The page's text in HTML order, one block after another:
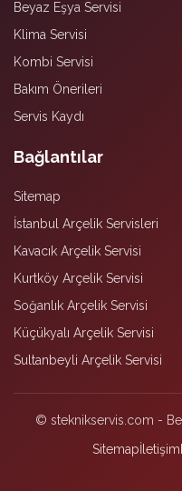
Beyaz Eşya Servisi
Klima Servisi
Kombi Servisi
Bakım Önerileri
Servis Kaydı
Bağlantılar
Sitemap
İstanbul Arçelik Servisleri
Kavacık Arçelik Servisi
Kurtköy Arçelik Servisi
Soğanlık Arçelik Servisi
Küçükyalı Arçelik Servisi
Sultanbeyli Arçelik Servisi
© steknikservis.com -
Sitemapİletişim